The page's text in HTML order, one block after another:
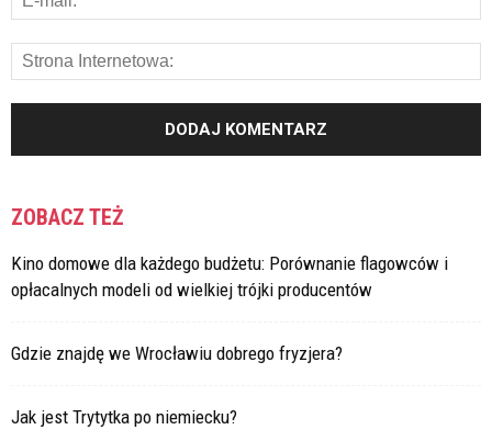
ZOBACZ TEŻ
Kino domowe dla każdego budżetu: Porównanie flagowców i
opłacalnych modeli od wielkiej trójki producentów
Gdzie znajdę we Wrocławiu dobrego fryzjera?
Jak jest Trytytka po niemiecku?